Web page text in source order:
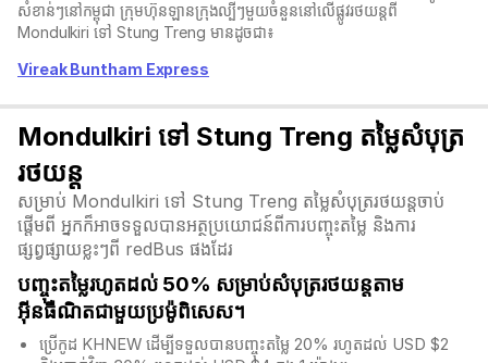
សំខាន់ៗនៅកម្ពុជា ក្រុមហ៊ុនឡានក្រុង​ល្បីៗមួយចំនួននៅលើផ្លូវរថយន្តពី
Mondulkiri ទៅ Stung Treng មានដូចជា៖
Vireak Buntham Express
Mondulkiri ទៅ Stung Treng តម្លៃសំបុត្រ
រថយន្ត
សម្រាប់ Mondulkiri ទៅ Stung Treng តម្លៃសំបុត្ររថយន្តចាប់
ផ្តើមពី អ្នកក៏អាចទទួលបានអត្ថប្រយោជន៍ពីការបញ្ចុះតម្លៃ និងការ
ផ្សព្វផ្សាយខ្លះៗពី redBus ផងដែរ
បញ្ចុះតម្លៃរហូតដល់ 50% សម្រាប់សំបុត្ររថយន្តតាម
អ៊ីនធឺណិតជាមួយប្រម៉ូពិសេស។
ប្រើកូដ KHNEW ដើម្បីទទួលបានបញ្ចុះតម្លៃ 20% រហូតដល់ USD $2